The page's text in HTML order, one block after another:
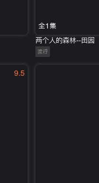
全1集
两个人的森林--田园
流行
9.5